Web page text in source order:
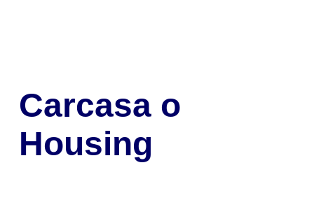
Carcasa o
Housing